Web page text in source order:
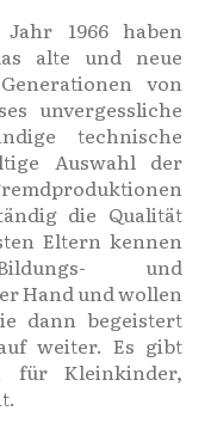
1966 haben
alte und neue
von
unvergessliche
technische
Auswahl der
die Qualität
Eltern kennen
und
Hand und wollen
dann begeistert
weiter. Es gibt
für Kleinkinder,